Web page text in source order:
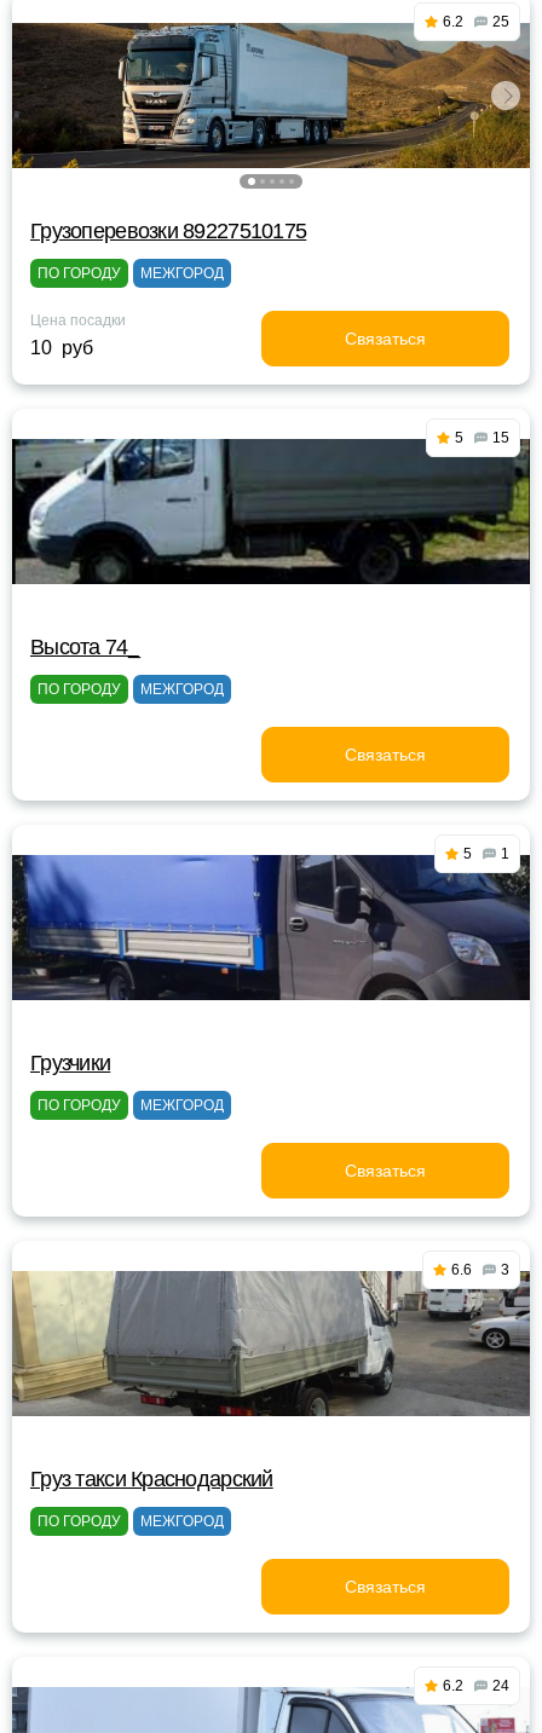
6.2 25
Грузоперевозки 89227510175
ПО ГОРОДУ МЕЖГОРОД
Цена посадки
10 руб Связаться
5 15
Высота 74_
ПО ГОРОДУ МЕЖГОРОД
Связаться
5 1
Грузчики
ПО ГОРОДУ МЕЖГОРОД
Связаться
6.6 3
Груз такси Краснодарский
ПО ГОРОДУ МЕЖГОРОД
Связаться
6.2 24